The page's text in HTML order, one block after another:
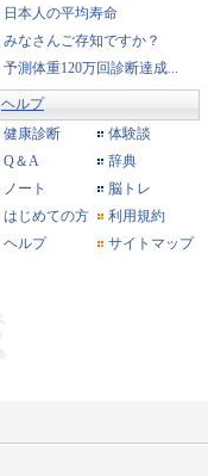
日本人の平均寿命
みなさんご存知ですか？
予測体重120万回診断達成...
ヘルプ
健康診断
体験談
Q＆A
辞典
ノート
脳トレ
はじめての方
利用規約
ヘルプ
サイトマップ